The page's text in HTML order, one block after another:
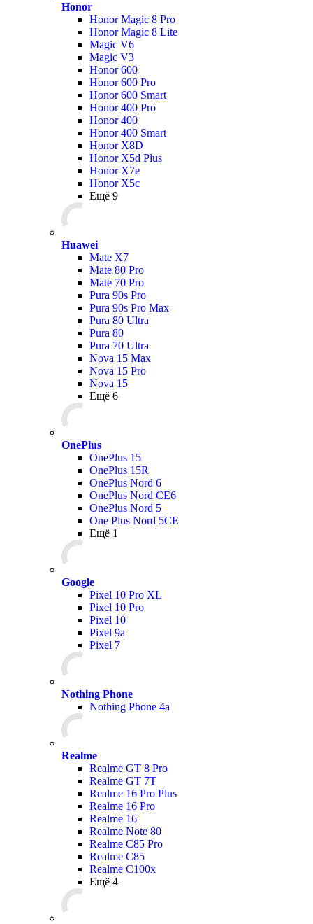
Honor
Honor Magic 8 Pro
Honor Magic 8 Lite
Magic V6
Magic V3
Honor 600
Honor 600 Pro
Honor 600 Smart
Honor 400 Pro
Honor 400
Honor 400 Smart
Honor X8D
Honor X5d Plus
Honor X7e
Honor X5c
Ещё 9
Huawei
Mate X7
Mate 80 Pro
Mate 70 Pro
Pura 90s Pro
Pura 90s Pro Max
Pura 80 Ultra
Pura 80
Pura 70 Ultra
Nova 15 Max
Nova 15 Pro
Nova 15
Ещё 6
OnePlus
OnePlus 15
OnePlus 15R
OnePlus Nord 6
OnePlus Nord CE6
OnePlus Nord 5
One Plus Nord 5CE
Ещё 1
Google
Pixel 10 Pro XL
Pixel 10 Pro
Pixel 10
Pixel 9a
Pixel 7
Nothing Phone
Nothing Phone 4a
Realme
Realme GT 8 Pro
Realme GT 7T
Realme 16 Pro Plus
Realme 16 Pro
Realme 16
Realme Note 80
Realme C85 Pro
Realme C85
Realme C100x
Ещё 4